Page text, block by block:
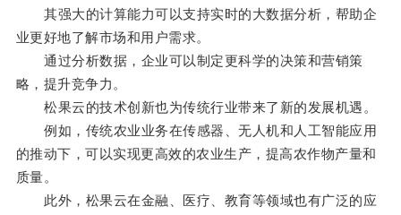
其强大的计算能力可以支持实时的大数据分析，帮助企
业更好地了解市场和用户需求。
通过分析数据，企业可以制定更科学的决策和营销策
略，提升竞争力。
松果云的技术创新也为传统行业带来了新的发展机遇。
例如，传统农业业务在传感器、无人机和人工智能应用
的推动下，可以实现更高效的农业生产，提高农作物产量和
质量。
此外，松果云在金融、医疗、教育等领域也有广泛的应